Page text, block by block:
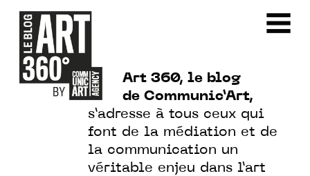
Art 360, le blog
de Communic’Art,
s’adresse à tous ceux qui
font de la médiation et de
la communication un
véritable enjeu dans l’art